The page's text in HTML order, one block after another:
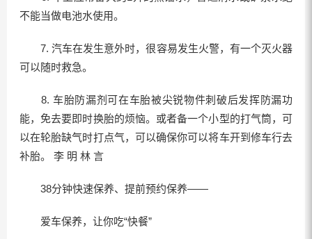
不能当做电池水使用。
7. 汽车在发生意外时，很容易发生火警，有一个灭火器
可以随时救急。
8. 车胎防漏剂可在车胎被尖锐物件刺破后发挥防漏功
能，免去要即时换胎的烦恼。或者备一个小型的打气筒，可
以在轮胎缺气时打点气，可以确保你可以将车开到修车行去
补胎。 李 明 林 言
38分钟快速保养、提前预约保养——
爱车保养，让你吃“快餐”